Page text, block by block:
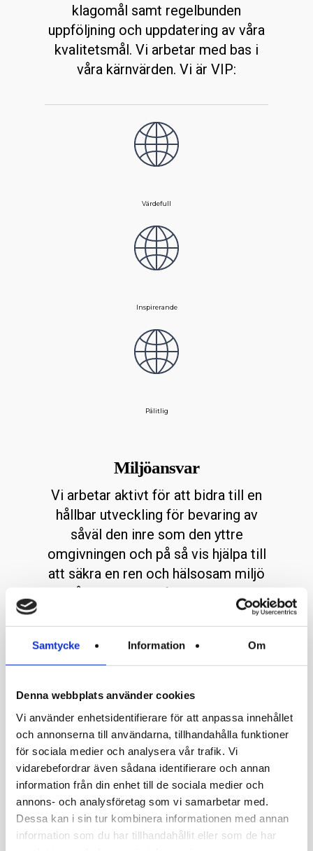
Samtycke Information Om
Denna webbplats använder cookies
Vi använder enhetsidentifierare för att anpassa innehållet
och annonserna till användarna, tillhandahålla funktioner
för sociala medier och analysera vår trafik. Vi
vidarebefordrar även sådana identifierare och annan
information från din enhet till de sociala medier och
annons- och analysföretag som vi samarbetar med.
Dessa kan i sin tur kombinera informationen med annan
information som du har tillhandahållit eller som de har
klagomål samt regelbunden
uppföljning och uppdatering av våra
kvalitetsmål. Vi arbetar med bas i
våra kärnvärden. Vi är VIP:
Värdefull
Inspirerande
Pålitlig
Miljöansvar
Vi arbetar aktivt för att bidra till en
hållbar utveckling för bevaring av
såväl den inre som den yttre
omgivningen och på så vis hjälpa till
att säkra en ren och hälsosam miljö
både idag och i framtiden. PS
Auction gör detta genom att
anpassa verksamheten så att den
har minsta möjliga miljöpåverkan
genom att:
Utnyttja befintliga resurser på ett effektivt och sparsamt
sätt
material
I så stor utsträckning som möjligt använda miljömärkta
och återvinningsbara produkter och material